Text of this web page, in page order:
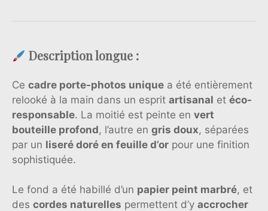
Description longue :
Ce cadre porte-photos unique a été entièrement
relooké à la main dans un esprit artisanal et éco-
responsable. La moitié est peinte en vert
bouteille profond, l’autre en gris doux, séparées
par un liseré doré en feuille d’or pour une finition
sophistiquée.
Le fond a été habillé d’un papier peint marbré, et
des cordes naturelles permettent d’y accrocher